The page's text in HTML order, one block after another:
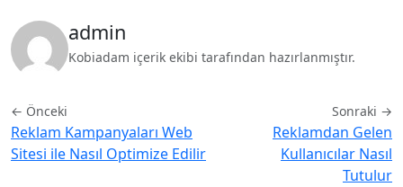
admin
Kobiadam içerik ekibi tarafından hazırlanmıştır.
← Önceki
Reklam Kampanyaları Web
Sitesi ile Nasıl Optimize Edilir
Sonraki →
Reklamdan Gelen
Kullanıcılar Nasıl
Tutulur